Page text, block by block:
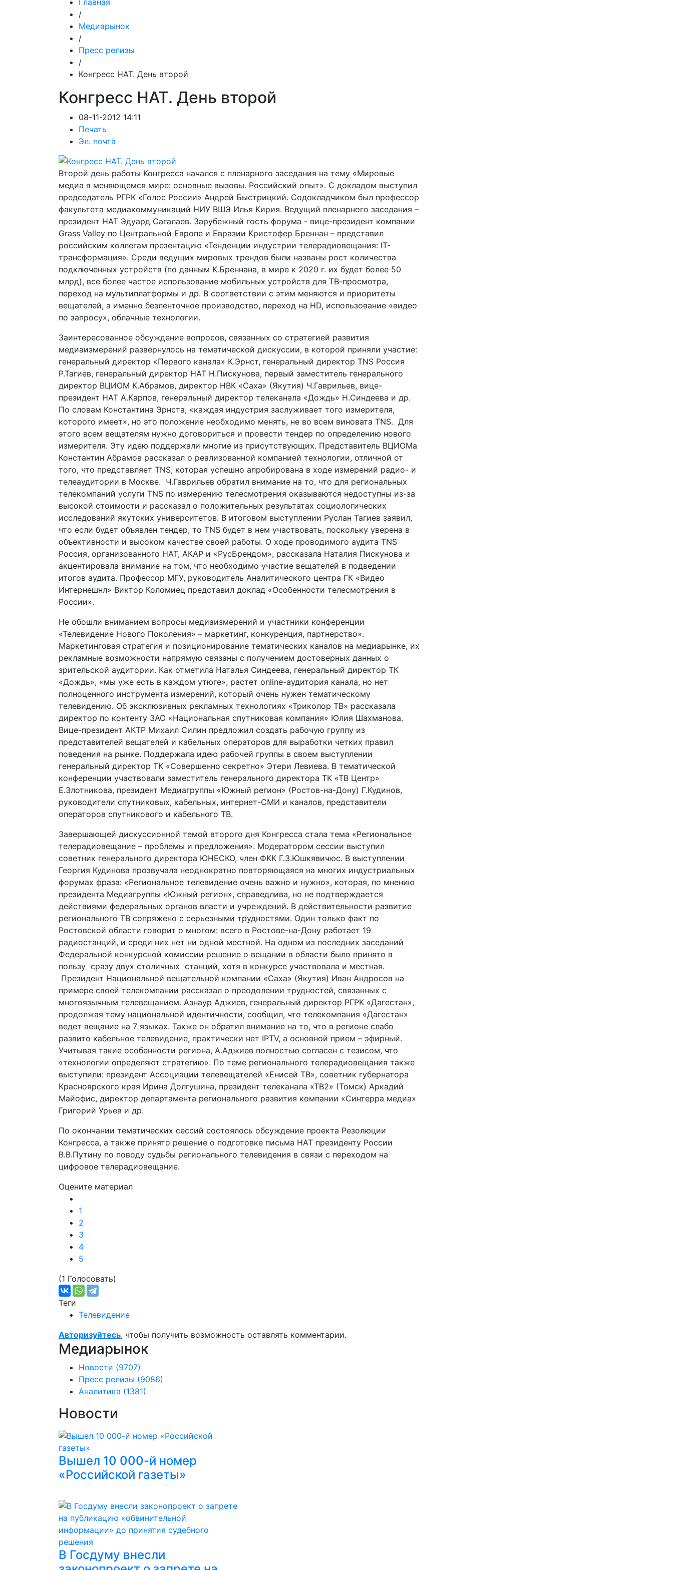
Главная
/
Медиарынок
/
Пресс релизы
/
Конгресс НАТ. День второй
Конгресс НАТ. День второй
08-11-2012 14:11
Печать
Эл. почта
Второй день работы Конгресса начался с пленарного заседания на тему «Мировые
медиа в меняющемся мире: основные вызовы. Российский опыт». С докладом выступил
председатель РГРК «Голос России» Андрей Быстрицкий. Содокладчиком был профессор
факультета медиакоммуникаций НИУ ВШЭ Илья Кирия. Ведущий пленарного заседания –
президент НАТ Эдуард Сагалаев. Зарубежный гость форума - вице-президент компании
Grass Valley по Центральной Европе и Евразии Кристофер Бреннан – представил
российским коллегам презентацию «Тенденции индустрии телерадиовещания: IT-
трансформация». Среди ведущих мировых трендов были названы рост количества
подключенных устройств (по данным К.Бреннана, в мире к 2020 г. их будет более 50
млрд), все более частое использование мобильных устройств для ТВ-просмотра,
переход на мультиплатформы и др. В соответствии с этим меняются и приоритеты
вещателей, а именно безленточное производство, переход на HD, использование «видео
по запросу», облачные технологии.
Заинтересованное обсуждение вопросов, связанных со стратегией развития
медиаизмерений развернулось на тематической дискуссии, в которой приняли участие:
генеральный директор «Первого канала» К.Эрнст, генеральный директор TNS Россия
Р.Тагиев, генеральный директор НАТ Н.Пискунова, первый заместитель генерального
директор ВЦИОМ К.Абрамов, директор НВК «Саха» (Якутия) Ч.Гаврильев, вице-
президент НАТ А.Карпов, генеральный директор телеканала «Дождь» Н.Синдеева и др.
По словам Константина Эрнста, «каждая индустрия заслуживает того измерителя,
которого имеет», но это положение необходимо менять, не во всем виновата TNS. Для
этого всем вещателям нужно договориться и провести тендер по определению нового
измерителя. Эту идею поддержали многие из присутствующих. Представитель ВЦИОМа
Константин Абрамов рассказал о реализованной компанией технологии, отличной от
того, что представляет TNS, которая успешно апробирована в ходе измерений радио- и
телеаудитории в Москве. Ч.Гаврильев обратил внимание на то, что для региональных
телекомпаний услуги TNS по измерению телесмотрения оказываются недоступны из-за
высокой стоимости и рассказал о положительных результатах социологических
исследований якутских университетов. В итоговом выступлении Руслан Тагиев заявил,
что если будет объявлен тендер, то TNS будет в нем участвовать, поскольку уверена в
объективности и высоком качестве своей работы. О ходе проводимого аудита TNS
Россия, организованного НАТ, АКАР и «РусБрендом», рассказала Наталия Пискунова и
акцентировала внимание на том, что необходимо участие вещателей в подведении
итогов аудита. Профессор МГУ, руководитель Аналитического центра ГК «Видео
Интернешнл» Виктор Коломиец представил доклад «Особенности телесмотрения в
России».
Не обошли вниманием вопросы медиаизмерений и участники конференции
«Телевидение Нового Поколения» – маркетинг, конкуренция, партнерство».
Маркетинговая стратегия и позиционирование тематических каналов на медиарынке, их
рекламные возможности напрямую связаны с получением достоверных данных о
зрительской аудитории. Как отметила Наталья Синдеева, генеральный директор ТК
«Дождь», «мы уже есть в каждом утюге», растет online-аудитория канала, но нет
полноценного инструмента измерений, который очень нужен тематическому
телевидению. Об эксклюзивных рекламных технологиях «Триколор ТВ» рассказала
директор по контенту ЗАО «Национальная спутниковая компания» Юлия Шахманова.
Вице-президент АКТР Михаил Силин предложил создать рабочую группу из
представителей вещателей и кабельных операторов для выработки четких правил
поведения на рынке. Поддержала идею рабочей группы в своем выступлении
генеральный директор ТК «Совершенно секретно» Этери Левиева. В тематической
конференции участвовали заместитель генерального директора ТК «ТВ Центр»
Е.Злотникова, президент Медиагруппы «Южный регион» (Ростов-на-Дону) Г.Кудинов,
руководители спутниковых, кабельных, интернет-СМИ и каналов, представители
операторов спутникового и кабельного ТВ.
Завершающей дискуссионной темой второго дня Конгресса стала тема «Региональное
телерадиовещание – проблемы и предложения». Модератором сессии выступил
советник генерального директора ЮНЕСКО, член ФКК Г.З.Юшкявичюс. В выступлении
Георгия Кудинова прозвучала неоднократно повторяющаяся на многих индустриальных
форумах фраза: «Региональное телевидение очень важно и нужно», которая, по мнению
президента Медиагруппы «Южный регион», справедлива, но не подтверждается
действиями федеральных органов власти и учреждений. В действительности развитие
регионального ТВ сопряжено с серьезными трудностями. Один только факт по
Ростовской области говорит о многом: всего в Ростове-на-Дону работает 19
радиостанций, и среди них нет ни одной местной. На одном из последних заседаний
Федеральной конкурсной комиссии решение о вещании в области было принято в
пользу сразу двух столичных станций, хотя в конкурсе участвовала и местная.
Президент Национальной вещательной компании «Саха» (Якутия) Иван Андросов на
примере своей телекомпании рассказал о преодолении трудностей, связанных с
многоязычным телевещанием. Азнаур Аджиев, генеральный директор РГРК «Дагестан»,
продолжая тему национальной идентичности, сообщил, что телекомпания «Дагестан»
ведет вещание на 7 языках. Также он обратил внимание на то, что в регионе слабо
развито кабельное телевидение, практически нет IPTV, а основной прием – эфирный.
Учитывая такие особенности региона, А.Аджиев полностью согласен с тезисом, что
«технологии определяют стратегию». По теме регионального телерадиовещания также
выступили: президент Ассоциации телевещателей «Енисей ТВ», советник губернатора
Красноярского края Ирина Долгушина, президент телеканала «ТВ2» (Томск) Аркадий
Майофис, директор департамента регионального развития компании «Синтерра медиа»
Григорий Урьев и др.
По окончании тематических сессий состоялось обсуждение проекта Резолюции
Конгресса, а также принято решение о подготовке письма НАТ президенту России
В.В.Путину по поводу судьбы регионального телевидения в связи с переходом на
цифровое телерадиовещание.
Оцените материал
1
2
3
4
5
(1 Голосовать)
Теги
Телевидение
Авторизуйтесь, чтобы получить возможность оставлять комментарии.
Медиарынок
Новости (9707)
Пресс релизы (9086)
Аналитика (1381)
Новости
Вышел 10 000-й номер
«Российской газеты»
В Госдуму внесли